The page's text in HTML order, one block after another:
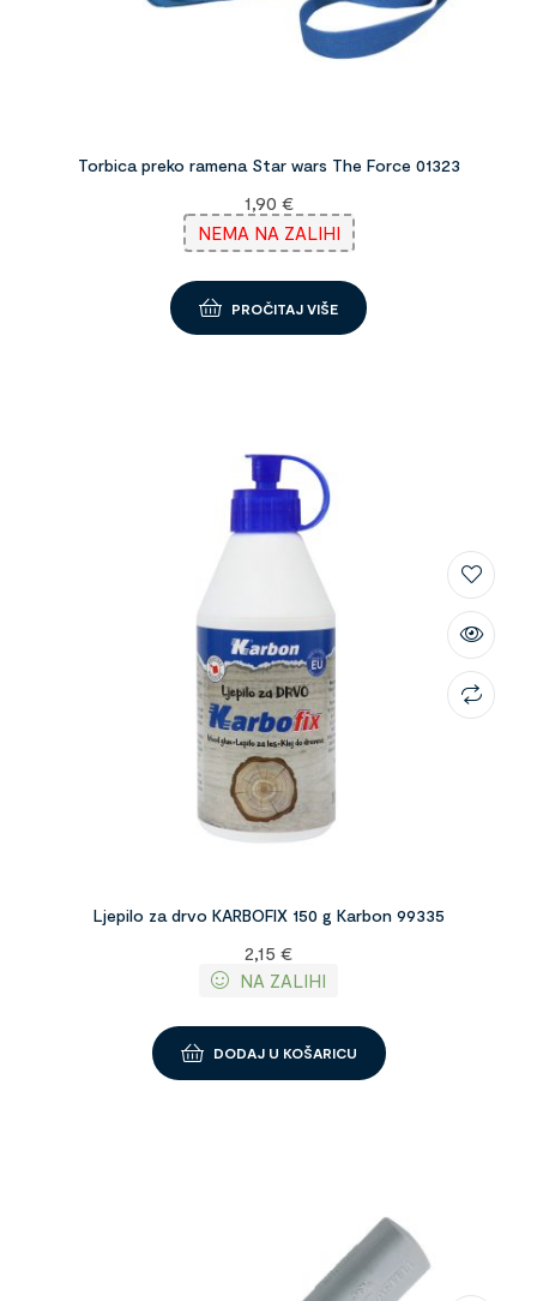
Torbica preko ramena Star wars The Force 01323
1,90 €
NEMA NA ZALIHI
PROČITAJ VIŠE
Ljepilo za drvo KARBOFIX 150 g Karbon 99335
2,15 €
NA ZALIHI
DODAJ U KOŠARICU